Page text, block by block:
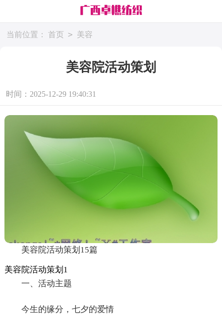
当前位置： 首页 > 美容
美容院活动策划
时间：2025-12-29 19:40:31
美容院活动策划15篇
美容院活动策划1
一、活动主题
今生的缘分，七夕的爱情